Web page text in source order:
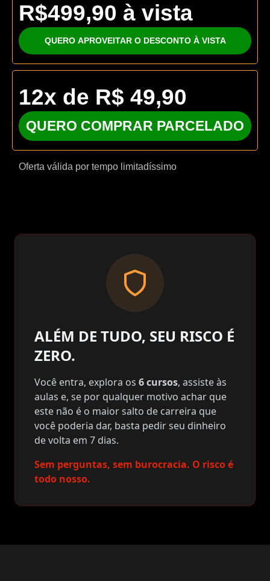
R$499,90 à vista
QUERO APROVEITAR O DESCONTO À VISTA
12x de R$ 49,90
QUERO COMPRAR PARCELADO
Oferta válida por tempo limitadíssimo
ALÉM DE TUDO, SEU RISCO É
ZERO.
Você entra, explora os 6 cursos, assiste às
aulas e, se por qualquer motivo achar que
este não é o maior salto de carreira que
você poderia dar, basta pedir seu dinheiro
de volta em 7 dias.
Sem perguntas, sem burocracia. O risco é
todo nosso.